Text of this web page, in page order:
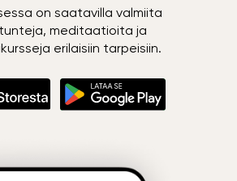
on saatavilla valmiita
meditaatioita ja
erilaisiin tarpeisiin.